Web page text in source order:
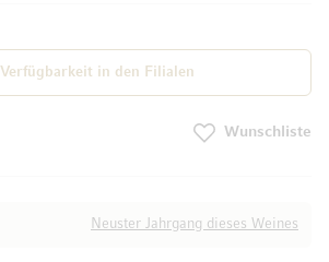
Neuster Jahrgang dieses Weines
Verfügbarkeit in den Filialen
Wunschliste